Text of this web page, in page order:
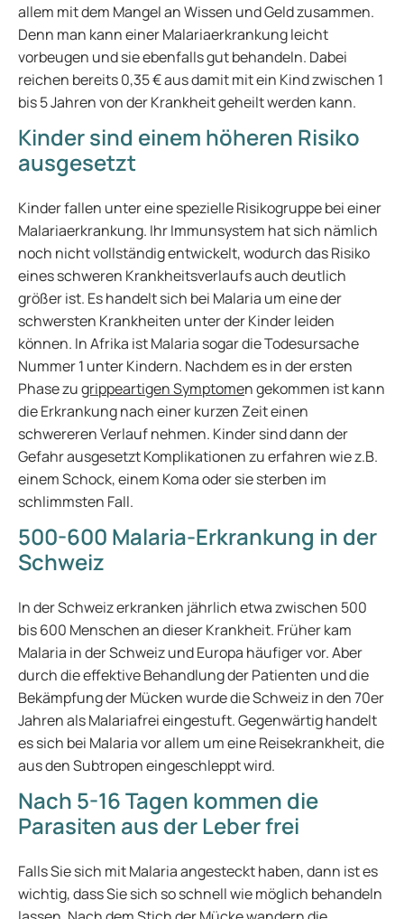
allem mit dem Mangel an Wissen und Geld zusammen.
Denn man kann einer Malariaerkrankung leicht
vorbeugen und sie ebenfalls gut behandeln. Dabei
reichen bereits 0,35 € aus damit mit ein Kind zwischen 1
bis 5 Jahren von der Krankheit geheilt werden kann.
Kinder sind einem höheren Risiko
ausgesetzt
Kinder fallen unter eine spezielle Risikogruppe bei einer
Malariaerkrankung. Ihr Immunsystem hat sich nämlich
noch nicht vollständig entwickelt, wodurch das Risiko
eines schweren Krankheitsverlaufs auch deutlich
größer ist. Es handelt sich bei Malaria um eine der
schwersten Krankheiten unter der Kinder leiden
können. In Afrika ist Malaria sogar die Todesursache
Nummer 1 unter Kindern. Nachdem es in der ersten
Phase zugrippeartigen Symptomen gekommen ist kann
die Erkrankung nach einer kurzen Zeit einen
schwereren Verlauf nehmen. Kinder sind dann der
Gefahr ausgesetzt Komplikationen zu erfahren wie z.B.
einem Schock, einem Koma oder sie sterben im
schlimmsten Fall.
500-600 Malaria-Erkrankung in der
Schweiz
In der Schweiz erkranken jährlich etwa zwischen 500
bis 600 Menschen an dieser Krankheit. Früher kam
Malaria in der Schweiz und Europa häufiger vor. Aber
durch die effektive Behandlung der Patienten und die
Bekämpfung der Mücken wurde die Schweiz in den 70er
Jahren als Malariafrei eingestuft. Gegenwärtig handelt
es sich bei Malaria vor allem um eine Reisekrankheit, die
aus den Subtropen eingeschleppt wird.
Nach 5-16 Tagen kommen die
Parasiten aus der Leber frei
Falls Sie sich mit Malaria angesteckt haben, dann ist es
wichtig, dass Sie sich so schnell wie möglich behandeln